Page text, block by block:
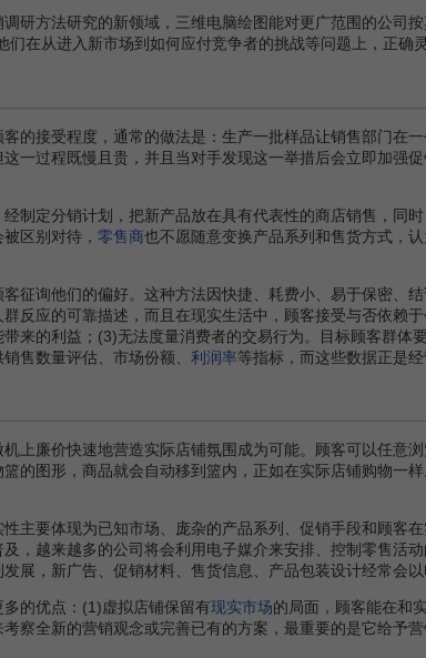
方法研究的新领域，三维电脑绘图能对更广范围的公司
在从进入新市场到如何应付竞争者的挑战等问题上，正确
的接受程度，通常的做法是：生产一批样品让销售部门在
这一过程既慢且贵，并且当对手发现这一举措后会立即加强
定分销计划，把新产品放在具有代表性的商店销售，同时
区别对待， 零售商也不愿随意变换产品系列和售货方式，
询他们的偏好。这种方法因快捷、耗费小、易于保密、
反应的可靠描述，而且在现实生活中，顾客接受与否依赖
带来的利益；(3)无法度量消费者的交易行为。目标顾客群
售数量评估、市场份额、 利润率等指标，而这些数据正是
廉价快速地营造实际店铺氛围成为可能。顾客可以任意浏
的图形，商品就会自动移到篮内，正如在实际店铺购物一
要体现为已知市场、庞杂的产品系列、促销手段和顾客
及，越来越多的公司将会利用电子媒介来安排、控制零售活
展，新广告、促销材料、售货信息、产品包装设计经常会以
的优点：(1)虚拟店铺保留有现实市场的局面，顾客能在和
察全新的营销观念或完善已有的方案，最重要的是它给予营